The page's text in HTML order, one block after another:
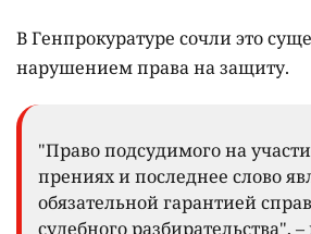
В Генпрокуратуре сочли это
нарушением права на защиту.
"Право подсудимого на
прениях и последнее слово
обязательной гарантией
судебного разбирательства", –